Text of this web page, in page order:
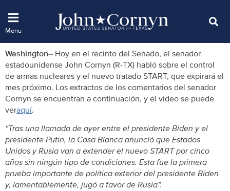
Washington– Hoy en el recinto del Senado, el senador
estadounidense John Cornyn (R-TX) habló sobre el control
de armas nucleares y el nuevo tratado START, que expirará el
mes próximo. Los extractos de los comentarios del senador
Cornyn se encuentran a continuación, y el video se puede
veraquí.
“Tras una llamada de ayer entre el presidente Biden y el
presidente Putin, la Casa Blanca anunció que Estados
Unidos y Rusia van a extender el nuevo START por cinco
años sin ningún tipo de condiciones. Esta fue la primera
prueba importante de política exterior del presidente Biden
y, lamentablemente, jugó a favor de Rusia”.